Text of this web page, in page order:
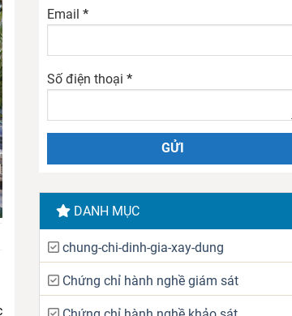
Email *
Số điện thoại *
DANH MỤC
chung-chi-dinh-gia-xay-dung
Chứng chỉ hành nghề giám sát